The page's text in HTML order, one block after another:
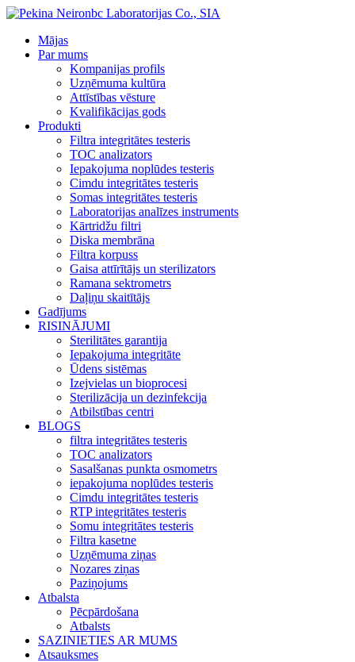
Mājas
Par mums
Kompanijas profils
Uzņēmuma kultūra
Attīstības vēsture
Kvalifikācijas gods
Produkti
Filtra integritātes testeris
TOC analizators
Iepakojuma noplūdes testeris
Cimdu integritātes testeris
Somas integritātes testeris
Laboratorijas analīzes instruments
Kārtridžu filtri
Diska membrāna
Filtra korpuss
Gaisa attīrītājs un sterilizators
Ramana sektrometrs
Daļiņu skaitītājs
Gadījums
RISINĀJUMI
Sterilitātes garantija
Iepakojuma integritāte
Ūdens sistēmas
Izejvielas un bioprocesi
Sterilizācija un dezinfekcija
Atbilstības centri
BLOGS
filtra integritātes testeris
TOC analizators
Sasalšanas punkta osmometrs
iepakojuma noplūdes testeris
Cimdu integritātes testeris
RTP integritātes testeris
Somu integritātes testeris
Filtra kasetne
Uzņēmuma ziņas
Nozares ziņas
Paziņojums
Atbalsta
Pēcpārdošana
Atbalsts
SAZINIETIES AR MUMS
Atsauksmes